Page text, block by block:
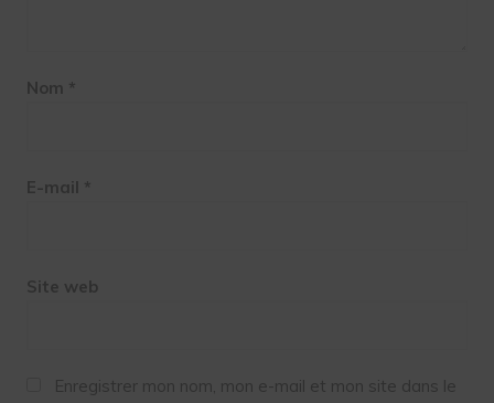
Nom *
E-mail *
Site web
Enregistrer mon nom, mon e-mail et mon site dans le